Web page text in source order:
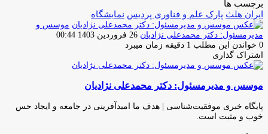
برچسب ها
ایران هلث پارک علم و فناوری پردیس نمایشگاه
موسس و
مدیرمسئول: دکتر محمدعلی نژادیان ارسال
ایمیل
26 فروردین 1403 00:44
0 خواندن این مطلب 1 دقیقه زمان میبرد
اشتراک گذاری
فیس
توئیتر
لینکدین
واتس
تلگرام
اشتراک
از
ایمیل
چاپ
موسس و مدیرمسئول: دکتر محمدعلی نژادیان
پایگاه خبری موفقیت‌شناسی | هدف ما امیدآفرینی در جامعه و ایجاد حس
خوب و مثبت است.